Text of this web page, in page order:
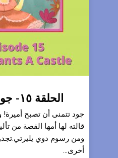
الحلقة ١٥- جود تُريدُ قَصراً
جود تتمنى أن تصبح
قالته لها أمها القصة من
ومن رسوم دوي
أخرى...